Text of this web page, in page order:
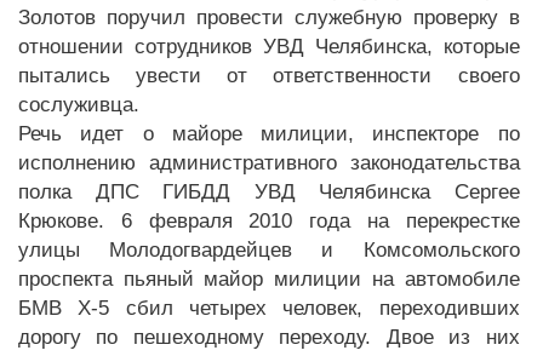
Золотов поручил провести служебную проверку в
отношении сотрудников УВД Челябинска, которые
пытались увести от ответственности своего
сослуживца.
Речь идет о майоре милиции, инспекторе по
исполнению административного законодательства
полка ДПС ГИБДД УВД Челябинска Сергее
Крюкове. 6 февраля 2010 года на перекрестке
улицы Молодогвардейцев и Комсомольского
проспекта пьяный майор милиции на автомобиле
БМВ Х-5 сбил четырех человек, переходивших
дорогу по пешеходному переходу. Двое из них